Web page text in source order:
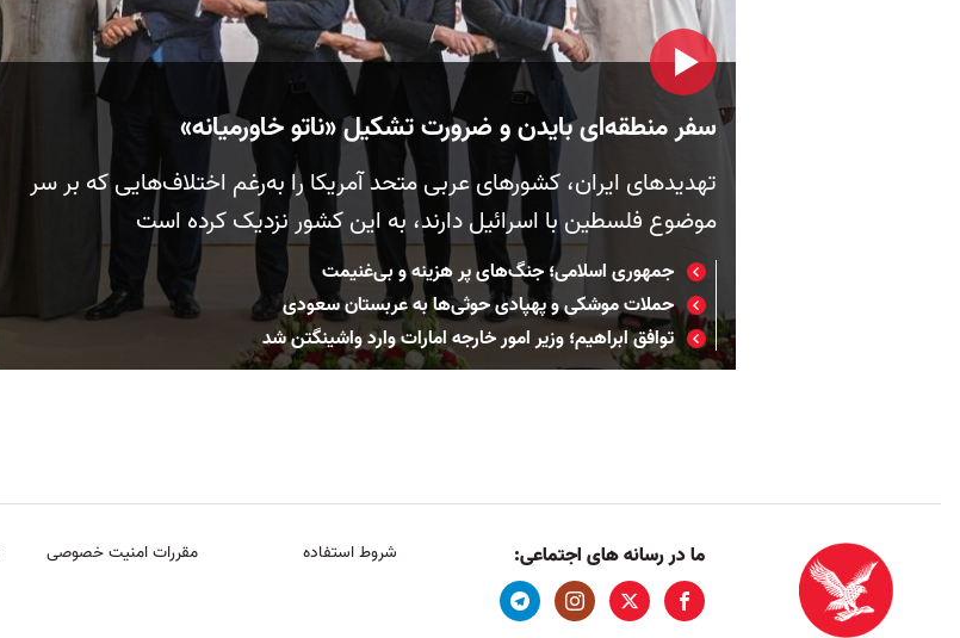
سفر منطقه‌ای بایدن و ضرورت تشکیل «ناتو خاورمیانه»
تهدیدهای ایران، کشورهای عربی متحد آمریکا را به‌رغم اختلاف‌هایی که بر سر
موضوع فلسطین با اسرائیل دارند، به این کشور نزدیک کرده است
جمهوری اسلامی؛ جنگ‌های پر هزینه و بی‌غنیمت
حملات موشکی و پهپادی حوثی‌ها به عربستان سعودی
توافق ابراهیم؛ وزیر امور خارجه امارات وارد واشینگتن شد
ما در رسانه های اجتماعی: شروط استفاده مقررات امنیت خصوصی